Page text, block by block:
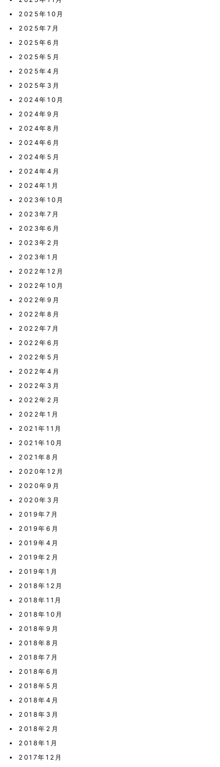
2025年10月
2025年7月
2025年6月
2025年5月
2025年4月
2025年3月
2024年10月
2024年9月
2024年8月
2024年6月
2024年5月
2024年4月
2024年1月
2023年10月
2023年7月
2023年6月
2023年2月
2023年1月
2022年12月
2022年10月
2022年9月
2022年8月
2022年7月
2022年6月
2022年5月
2022年4月
2022年3月
2022年2月
2022年1月
2021年11月
2021年10月
2021年8月
2020年12月
2020年9月
2020年3月
2019年7月
2019年6月
2019年4月
2019年2月
2019年1月
2018年12月
2018年11月
2018年10月
2018年9月
2018年8月
2018年7月
2018年6月
2018年5月
2018年4月
2018年3月
2018年2月
2018年1月
2017年12月